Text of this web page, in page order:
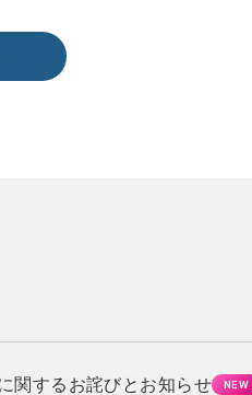
関するお詫びとお知らせ